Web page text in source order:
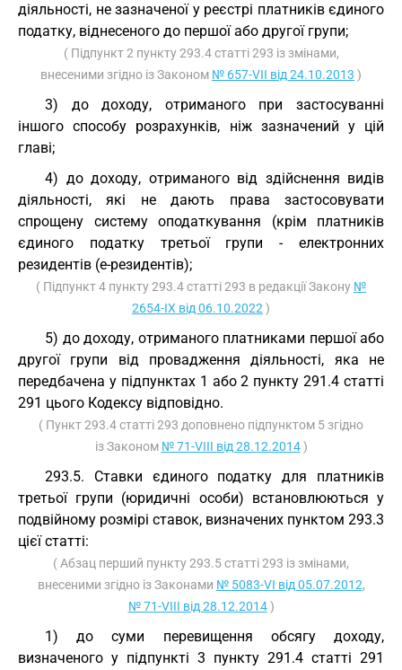
діяльності, не зазначеної у реєстрі платників єдиного
податку, віднесеного до першої або другої групи;
( Підпункт 2 пункту 293.4 статті 293 із змінами,
внесеними згідно із Законом № 657-VII від 24.10.2013 )
3) до доходу, отриманого при застосуванні
іншого способу розрахунків, ніж зазначений у цій
главі;
4) до доходу, отриманого від здійснення видів
діяльності, які не дають права застосовувати
спрощену систему оподаткування (крім платників
єдиного податку третьої групи - електронних
резидентів (е-резидентів);
( Підпункт 4 пункту 293.4 статті 293 в редакції Закону №
2654-IX від 06.10.2022 )
5) до доходу, отриманого платниками першої або
другої групи від провадження діяльності, яка не
передбачена у підпунктах 1 або 2 пункту 291.4 статті
291 цього Кодексу відповідно.
( Пункт 293.4 статті 293 доповнено підпунктом 5 згідно
із Законом № 71-VIII від 28.12.2014)
293.5. Ставки єдиного податку для платників
третьої групи (юридичні особи) встановлюються у
подвійному розмірі ставок, визначених пунктом 293.3
цієї статті:
( Абзац перший пункту 293.5 статті 293 із змінами,
внесеними згідно із Законами № 5083-VI від 05.07.2012,
№ 71-VIII від 28.12.2014)
1) до суми перевищення обсягу доходу,
визначеного у підпункті 3 пункту 291.4 статті 291